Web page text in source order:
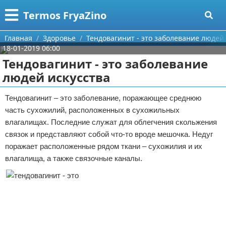
Termos FryaZino
Меню
Главная
Категории
Программирование
Дом и семья
Автомобили
Строительство и ремонт
Здоровье
Поиск
О проекте
Контакты
Сотрудничество
Размещение рекламы
Главная Здоровье
Тендовагинит - это заболевание людей
18-01-2019 06:00
Тендовагинит - это заболевание
людей искусства
Тендовагинит – это заболевание, поражающее среднюю
часть сухожилий, расположенных в сухожильных
влагалищах. Последние служат для облегчения скольжения
связок и представляют собой что-то вроде мешочка. Недуг
поражает расположенные рядом ткани – сухожилия и их
влагалища, а также связочные каналы.